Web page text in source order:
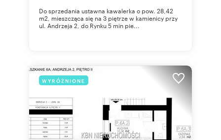
Do sprzedania ustawna kawalerka o pow. 28,42
m2, mieszcząca się na 3 piętrze w kamienicy przy
ul. Andrzeja 2, do Rynku 5 min pie...
WYRÓŻNIONE